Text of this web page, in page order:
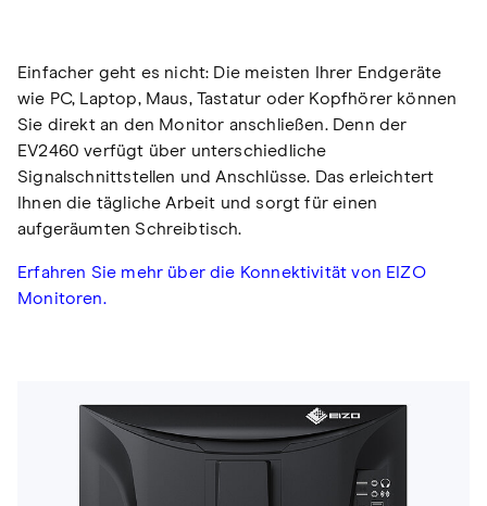
Einfacher geht es nicht: Die meisten Ihrer Endgeräte
wie PC, Laptop, Maus, Tastatur oder Kopfhörer können
Sie direkt an den Monitor anschließen. Denn der
EV2460 verfügt über unterschiedliche
Signalschnittstellen und Anschlüsse. Das erleichtert
Ihnen die tägliche Arbeit und sorgt für einen
aufgeräumten Schreibtisch.
Erfahren Sie mehr über die Konnektivität von EIZO
Monitoren.